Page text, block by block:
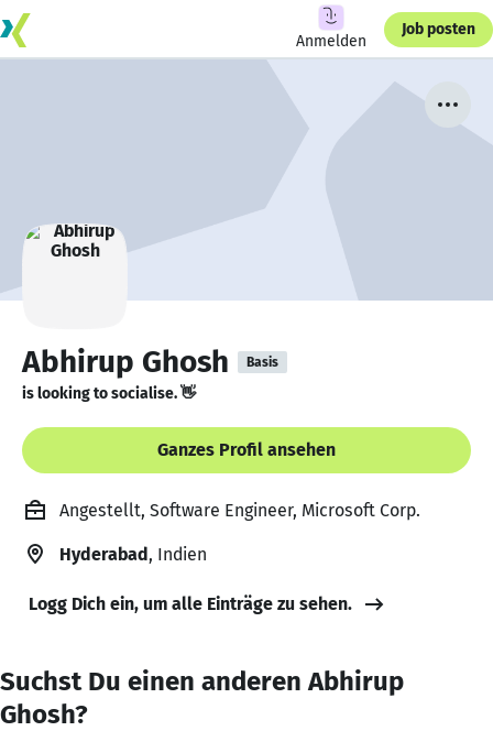
Anmelden
Job posten
Abhirup Ghosh Basis
is looking to socialise. 👋
Ganzes Profil ansehen
Angestellt, Software Engineer, Microsoft Corp.
Hyderabad, Indien
Logg Dich ein, um alle Einträge zu sehen.
Suchst Du einen anderen Abhirup
Ghosh?